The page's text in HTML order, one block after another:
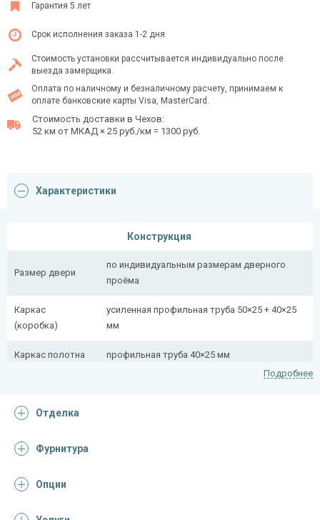
Гарантия 5 лет
Срок исполнения заказа 1-2 дня
Стоимость установки рассчитывается индивидуально после
выезда замерщика.
Оплата по наличному и безналичному расчету, принимаем к
оплате банковские карты Visa, MasterCard.
Стоимость доставки в Чехов:
52 км от МКАД × 25 руб./км = 1300 руб.
Характеристики
Конструкция
Размер двери
по индивидуальным размерам дверного
проёма
Каркас
(коробка)
усиленная профильная труба 50×25 + 40×25
мм
Каркас полотна профильная труба 40×25 мм
Притворная
Ребра жесткости
Подробнее
Отделка
Фурнитура
Опции